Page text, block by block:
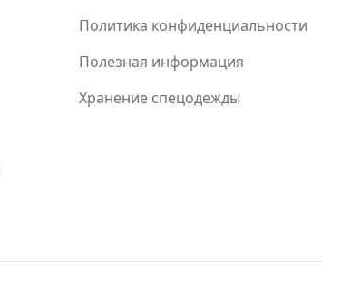
Политика конфиденциальности
Полезная информация
Хранение спецодежды